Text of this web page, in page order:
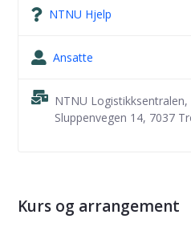
NTNU Hjelp
Ansatte
NTNU
Sluppenvegen 14, 7037
Kurs og arrangement